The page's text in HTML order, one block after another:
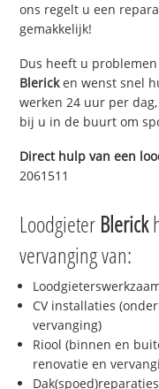
ons regelt u een
gemakkelijk!
Dus heeft u
Blericken wenst snel
werken 24 uur per
bij u in de buurt om
Direct hulp van een
2061511
Loodgieter Blerick
vervanging van:
CV installaties
vervanging)
Riool (binnen en
renovatie en